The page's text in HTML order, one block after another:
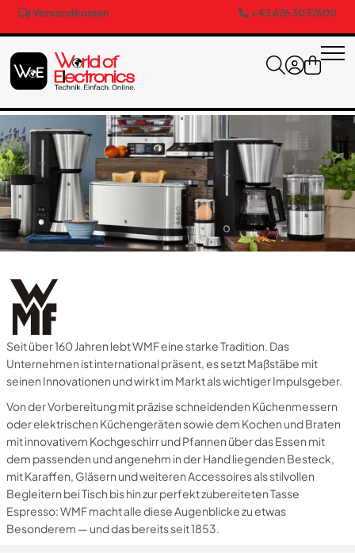
Versandkosten +43 676 3037600
Seit über 160 Jahren lebt WMF eine starke Tradition. Das
Unternehmen ist international präsent, es setzt Maßstäbe mit
seinen Innovationen und wirkt im Markt als wichtiger Impulsgeber.
Von der Vorbereitung mit präzise schneidenden Küchenmessern
oder elektrischen Küchengeräten sowie dem Kochen und Braten
mit innovativem Kochgeschirr und Pfannen über das Essen mit
dem passenden und angenehm in der Hand liegenden Besteck,
mit Karaffen, Gläsern und weiteren Accessoires als stilvollen
Begleitern bei Tisch bis hin zur perfekt zubereiteten Tasse
Espresso: WMF macht alle diese Augenblicke zu etwas
Besonderem — und das bereits seit 1853.